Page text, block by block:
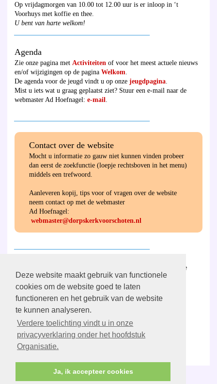
Deze website maakt gebruik van functionele
cookies om de website goed te laten
functioneren en het gebruik van de website
te kunnen analyseren.
Verdere toelichting vindt u in onze
privacyverklaring onder het hoofdstuk
Organisatie.
Ja, ik accepteer cookies
Op vrijdagmorgen van 10.00 tot 12.00 uur is er inloop in ‘t
Voorhuys met koffie en thee.
U bent van harte welkom!
Agenda
Zie onze pagina met Activiteiten of voor het meest actuele nieuws
en/of wijzigingen op de pagina Welkom
De agenda voor de jeugd vindt u op onze jeugdpagina
Mist u iets wat u graag geplaatst ziet? Stuur een e-mail naar de
webmaster Ad Hoefnagel: e-mail
Contact over de website
Mocht u informatie zo gauw niet kunnen vinden probeer
dan eerst de zoekfunctie (loepje rechtsboven in het menu)
middels een trefwoord.
Aanleveren kopij, tips voor of vragen over de website
neem contact op met de webmaster
Ad Hoefnagel:
webmaster@dorpskerkvoorschoten.nl
vind u de ANBI-verantwoording van de
gemeente en de diaconie.
________________________________________
Aanmelden/wijzigenPGV Digitaal